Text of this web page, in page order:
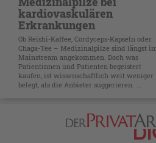
kardiovaskulären
Erkrankungen
Ob Reishi-Kaffee, Cordyceps-Kapseln oder
Chaga-Tee – Medizinalpilze sind längst
Mainstream angekommen. Doch was
Patientinnen und Patienten begeistert
kaufen, ist wissenschaftlich weit weniger
belegt, als die Anbieter suggerieren. ...